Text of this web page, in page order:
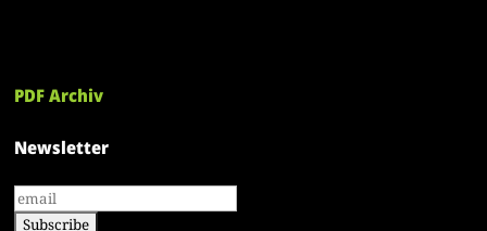
PDF Archiv
Newsletter